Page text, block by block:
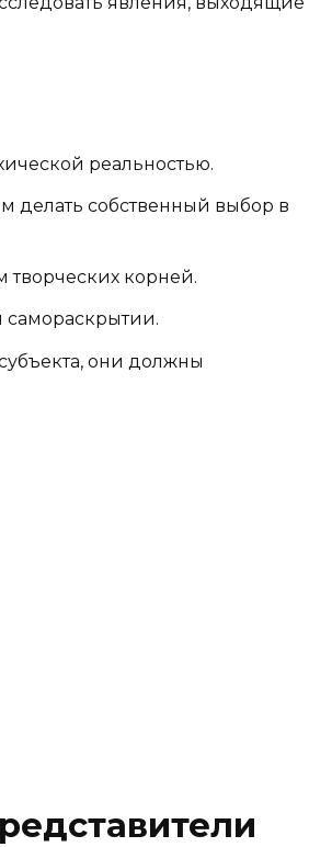
реальностью.
делать собственный выбор в
творческих корней.
самораскрытии.
они должны